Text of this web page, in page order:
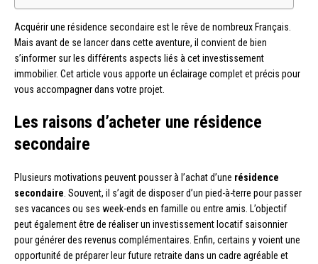
Acquérir une résidence secondaire est le rêve de nombreux Français.
Mais avant de se lancer dans cette aventure, il convient de bien
s’informer sur les différents aspects liés à cet investissement
immobilier. Cet article vous apporte un éclairage complet et précis pour
vous accompagner dans votre projet.
Les raisons d’acheter une résidence
secondaire
Plusieurs motivations peuvent pousser à l’achat d’une résidence
secondaire . Souvent, il s’agit de disposer d’un pied-à-terre pour passer
ses vacances ou ses week-ends en famille ou entre amis. L’objectif
peut également être de réaliser un investissement locatif saisonnier
pour générer des revenus complémentaires. Enfin, certains y voient une
opportunité de préparer leur future retraite dans un cadre agréable et